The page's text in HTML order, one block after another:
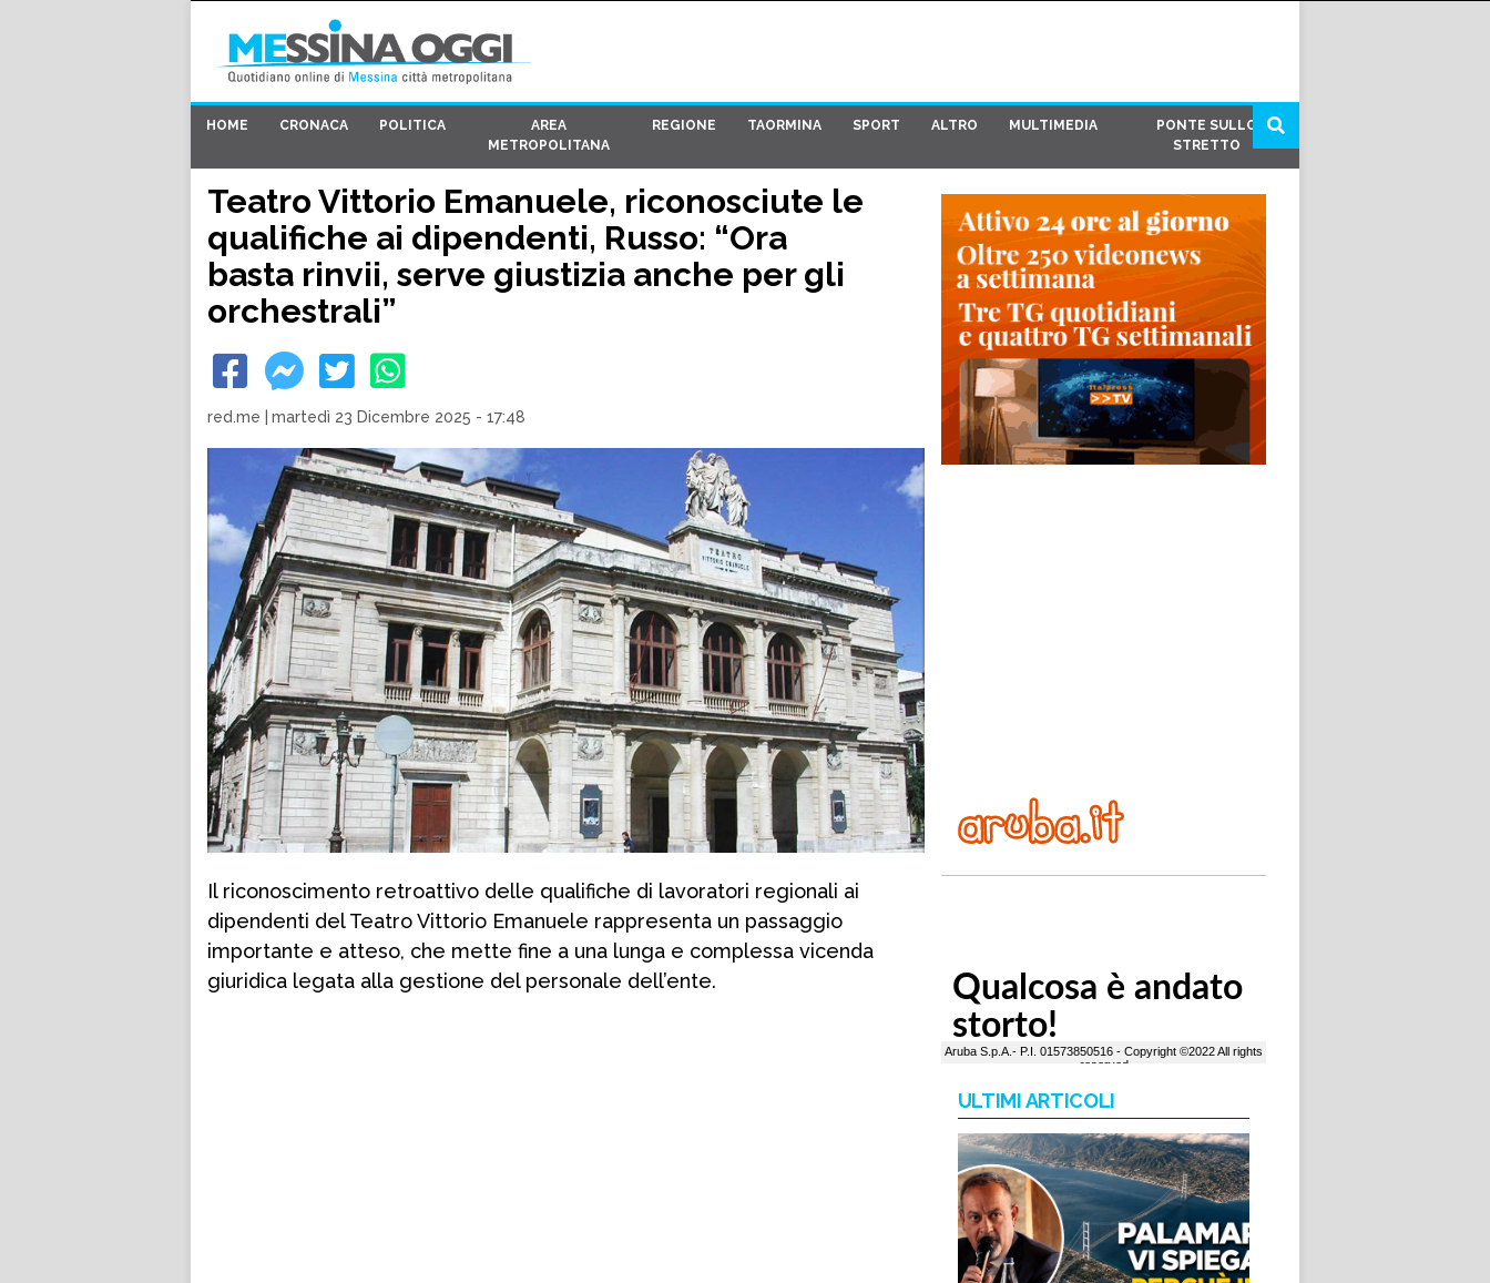
HOME CRONACA POLITICA
AREA
METROPOLITANA
REGIONE TAORMINA SPORT ALTRO MULTIMEDIA
PONTE SULLO
STRETTO
Teatro Vittorio Emanuele, riconosciute le
qualifiche ai dipendenti, Russo: “Ora
basta rinvii, serve giustizia anche per gli
orchestrali”
red.me martedì 23 Dicembre 2025 - 17:48
Il riconoscimento retroattivo delle qualifiche di lavoratori regionali ai
dipendenti del Teatro Vittorio Emanuele rappresenta un passaggio
importante e atteso, che mette fine a una lunga e complessa vicenda
giuridica legata alla gestione del personale dell’ente.
ULTIMI ARTICOLI